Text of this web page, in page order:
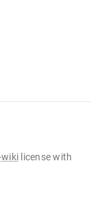
wiki license with